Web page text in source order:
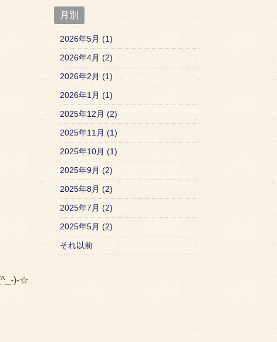
)-☆
月別
2026年5月 (1)
2026年4月 (2)
2026年2月 (1)
2026年1月 (1)
2025年12月 (2)
2025年11月 (1)
2025年10月 (1)
2025年9月 (2)
2025年8月 (2)
2025年7月 (2)
2025年5月 (2)
それ以前